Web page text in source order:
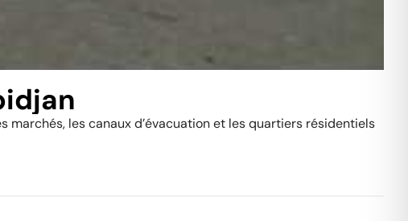
les canaux d’évacuation et les quartiers résidentiels